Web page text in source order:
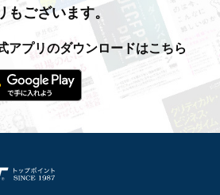
ございます。
アプリのダウンロードはこちら